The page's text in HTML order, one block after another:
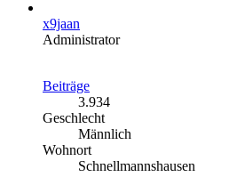
x9jaan
Administrator
Beiträge
3.934
Geschlecht
Männlich
Wohnort
Schnellmannshausen